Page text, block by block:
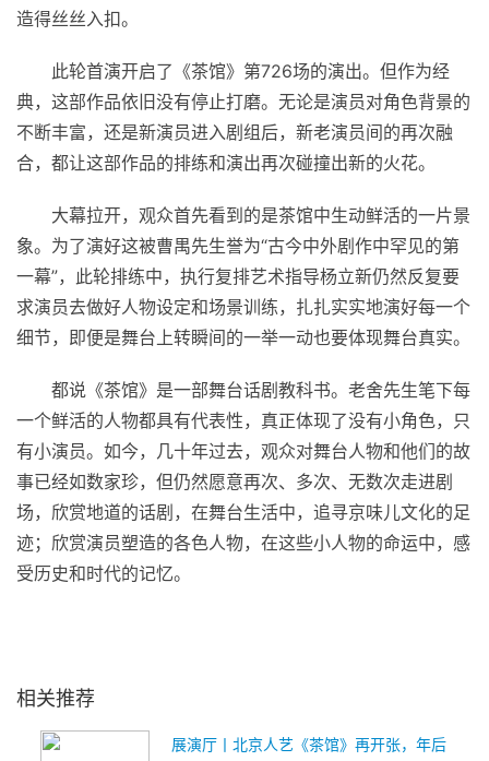
造得丝丝入扣。
此轮首演开启了《茶馆》第726场的演出。但作为经
典，这部作品依旧没有停止打磨。无论是演员对角色背景的
不断丰富，还是新演员进入剧组后，新老演员间的再次融
合，都让这部作品的排练和演出再次碰撞出新的火花。
大幕拉开，观众首先看到的是茶馆中生动鲜活的一片景
象。为了演好这被曹禺先生誉为“古今中外剧作中罕见的第
一幕”，此轮排练中，执行复排艺术指导杨立新仍然反复要
求演员去做好人物设定和场景训练，扎扎实实地演好每一个
细节，即便是舞台上转瞬间的一举一动也要体现舞台真实。
都说《茶馆》是一部舞台话剧教科书。老舍先生笔下每
一个鲜活的人物都具有代表性，真正体现了没有小角色，只
有小演员。如今，几十年过去，观众对舞台人物和他们的故
事已经如数家珍，但仍然愿意再次、多次、无数次走进剧
场，欣赏地道的话剧，在舞台生活中，追寻京味儿文化的足
迹；欣赏演员塑造的各色人物，在这些小人物的命运中，感
受历史和时代的记忆。
相关推荐
展演厅丨北京人艺《茶馆》再开张，年后